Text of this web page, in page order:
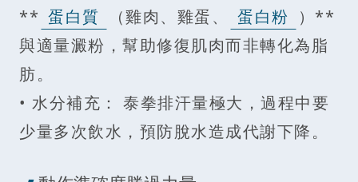
** 蛋白質 （雞肉、雞蛋、 蛋白粉 ）**
與適量澱粉，幫助修復肌肉而非轉化為脂
肪。
• 水分補充： 泰拳排汗量極大，過程中要
少量多次飲水，預防脫水造成代謝下降。